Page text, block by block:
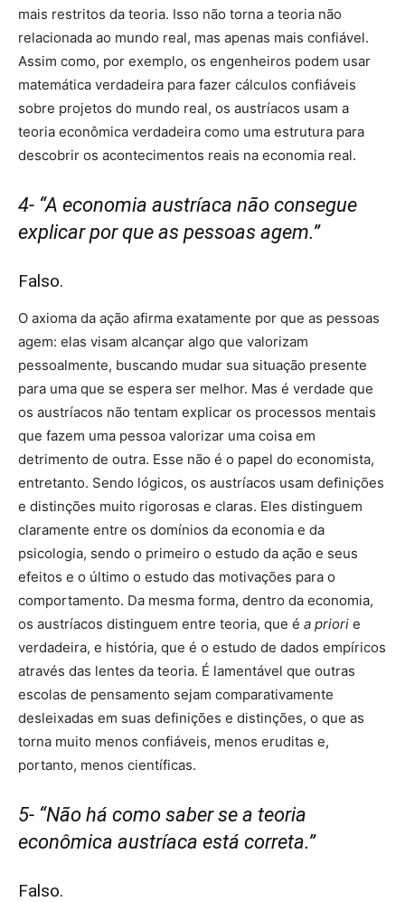
mais restritos da teoria. Isso não torna a teoria não
relacionada ao mundo real, mas apenas mais confiável.
Assim como, por exemplo, os engenheiros podem usar
matemática verdadeira para fazer cálculos confiáveis ​​
sobre projetos do mundo real, os austríacos usam a
teoria econômica verdadeira como uma estrutura para
descobrir os acontecimentos reais na economia real.
4- “A economia austríaca não consegue
explicar por que as pessoas agem.”
Falso.
O axioma da ação afirma exatamente por que as pessoas
agem: elas visam alcançar algo que valorizam
pessoalmente, buscando mudar sua situação presente
para uma que se espera ser melhor. Mas é verdade que
os austríacos não tentam explicar os processos mentais
que fazem uma pessoa valorizar uma coisa em
detrimento de outra. Esse não é o papel do economista,
entretanto. Sendo lógicos, os austríacos usam definições
e distinções muito rigorosas e claras. Eles distinguem
claramente entre os domínios da economia e da
psicologia, sendo o primeiro o estudo da ação e seus
efeitos e o último o estudo das motivações para o
comportamento. Da mesma forma, dentro da economia,
os austríacos distinguem entre teoria, que é a priori e
verdadeira, e história, que é o estudo de dados empíricos
através das lentes da teoria. É lamentável que outras
escolas de pensamento sejam comparativamente
desleixadas em suas definições e distinções, o que as
torna muito menos confiáveis, menos eruditas e,
portanto, menos científicas.
5- “Não há como saber se a teoria
econômica austríaca está correta.”
Falso.